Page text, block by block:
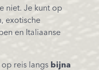
niet. Je kunt op
exotische
en Italiaanse
reis langs bijna